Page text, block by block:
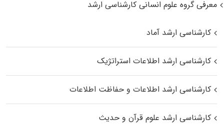
معرفی گروه علوم انسانی کارشناسی ارشد
کارشناسی ارشد آماد
کارشناسی ارشد اطلاعات استراتژیک
کارشناسی ارشد اطلاعات و حفاظت اطلاعات
کارشناسی ارشد علوم قرآن و حدیث